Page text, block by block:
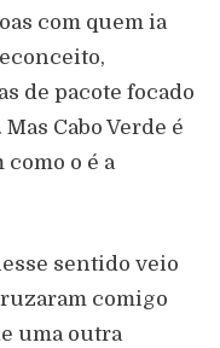
com quem ia
de pacote focado
Cabo Verde é
o é a
sentido veio
comigo
uma outra